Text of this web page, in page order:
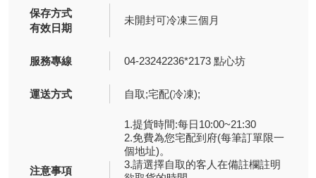
保存方式
有效日期
未開封可冷凍三個月
服務專線 04-23242236*2173 點心坊
運送方式 自取;宅配(冷凍);
注意事項
1.提貨時間:每日10:00~21:30
2.免費為您宅配到府(每筆訂單限一
個地址)。
3.請選擇自取的客人在備註欄註明